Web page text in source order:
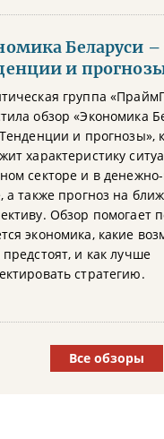
Беларуси –
и
группа
обзор «Экономика
и прогнозы»,
характеристику
секторе и в
а также прогноз на
Обзор помогает
экономика, какие
предстоят, и как лучше
стратегию.
Все обзоры